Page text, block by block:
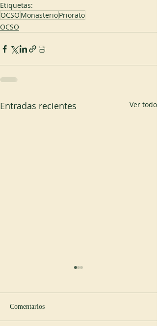
Etiquetas:
OCSO MonasterioPriorato
OCSO
Entradas recientes Ver todo
Comentarios